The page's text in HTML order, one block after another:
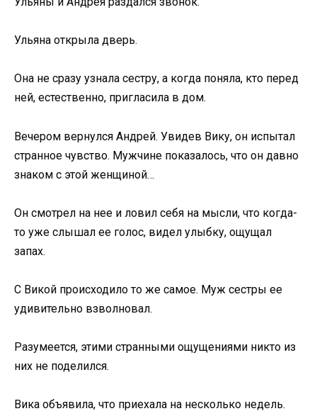
Ульяна открыла дверь.
Она не сразу узнала сестру, а когда поняла, кто перед
ней, естественно, пригласила в дом.
Вечером вернулся Андрей. Увидев Вику, он испытал
странное чувство. Мужчине показалось, что он давно
знаком с этой женщиной…
Он смотрел на нее и ловил себя на мысли, что когда-
то уже слышал ее голос, видел улыбку, ощущал
запах.
С Викой происходило то же самое. Муж сестры ее
удивительно взволновал.
Разумеется, этими странными ощущениями никто из
них не поделился.
Вика объявила, что приехала на несколько недель.